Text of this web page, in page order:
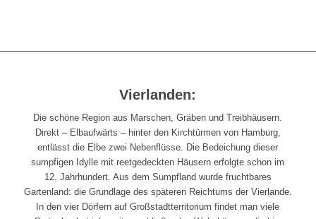
Vierlanden:
Die schöne Region aus Marschen, Gräben und Treibhäusern.
Direkt – Elbaufwärts – hinter den Kirchtürmen von Hamburg,
entlässt die Elbe zwei Nebenflüsse. Die Bedeichung dieser
sumpfigen Idylle mit reetgedeckten Häusern erfolgte schon im
12. Jahrhundert. Aus dem Sumpfland wurde fruchtbares
Gartenland: die Grundlage des späteren Reichtums der Vierlande.
In den vier Dörfern auf Großstadtterritorium findet man viele